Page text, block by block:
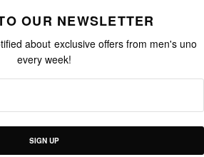
OUR NEWSLETTER
about exclusive offers from men's uno
every week!
SIGN UP